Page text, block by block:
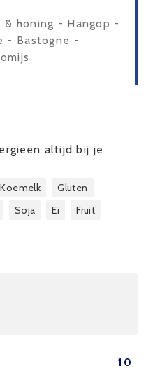
& honing - Hangop -
- Bastogne -
altijd bij je
Koemelk
Gluten
Soja Ei
Fruit
10